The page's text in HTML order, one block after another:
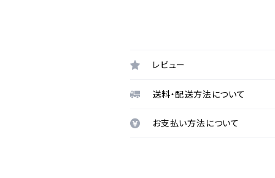
レビュー
送料・配送方法について
お支払い方法について